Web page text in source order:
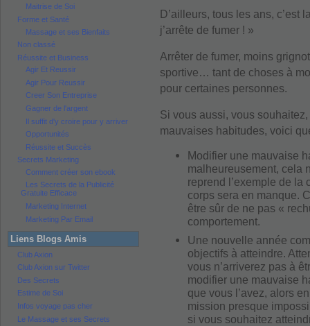
Maitrise de Soi
Forme et Santé
Massage et ses Bienfaits
Non classé
Réussite et Business
Agir Et Reussir
Agir Pour Reussir
Creer Son Entreprise
Gagner de l'argent
Il suffit d'y croire pour y arriver
Opportunités
Réussite et Succès
Secrets Marketing
Comment créer son ebook
Les Secrets de la Publicité
Gratuite Efficace
Marketing Internet
Marketing Par Email
Liens Blogs Amis
Club Axion
Club Axion sur Twitter
Des Secrets
Estime de Soi
Infos voyage pas cher
Le Massage et ses Secrets
D’ailleurs, tous les ans, c’est
j’arrête de fumer ! »
Arrêter de fumer, moins
sportive… tant de choses à
pour certaines personnes.
Si vous aussi, vous
mauvaises habitudes, voici
Modifier une mauvaise
malheureusement, cela
reprend l’exemple de la
corps sera en manque.
être sûr de ne pas «
comportement.
Une nouvelle année
objectifs à atteindre.
vous n’arriverez pas à
modifier une mauvaise
que vous l’avez, alors
mission presque
si vous souhaitez